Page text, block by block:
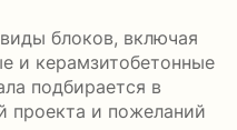
блоков, включая
и керамзитобетонные
подбирается в
проекта и пожеланий